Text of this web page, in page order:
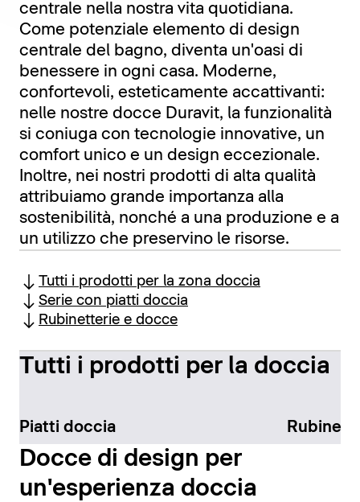
centrale nella nostra vita quotidiana.
Come potenziale elemento di design
centrale del bagno, diventa un'oasi di
benessere in ogni casa. Moderne,
confortevoli, esteticamente accattivanti:
nelle nostre docce Duravit, la funzionalità
si coniuga con tecnologie innovative, un
comfort unico e un design eccezionale.
Inoltre, nei nostri prodotti di alta qualità
attribuiamo grande importanza alla
sostenibilità, nonché a una produzione e a
un utilizzo che preservino le risorse.
Tutti i prodotti per la zona doccia
Serie con piatti doccia
Rubinetterie e docce
Tutti i prodotti per la doccia
Piatti doccia
Docce di design per
un'esperienza doccia